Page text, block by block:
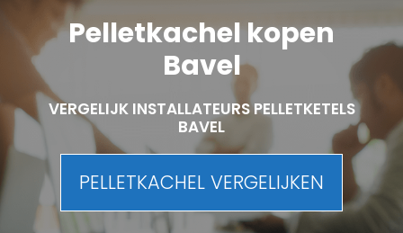
Pelletkachel kopen
Bavel
VERGELIJK INSTALLATEURS PELLETKETELS
BAVEL
PELLETKACHEL VERGELIJKEN